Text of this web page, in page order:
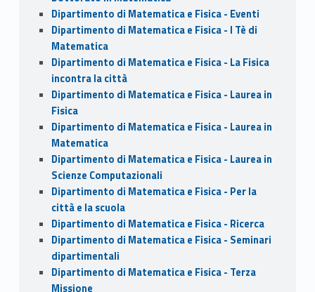
Dipartimento di Matematica e Fisica - Eventi
Dipartimento di Matematica e Fisica - I Tè di
Matematica
Dipartimento di Matematica e Fisica - La Fisica
incontra la città
Dipartimento di Matematica e Fisica - Laurea in
Fisica
Dipartimento di Matematica e Fisica - Laurea in
Matematica
Dipartimento di Matematica e Fisica - Laurea in
Scienze Computazionali
Dipartimento di Matematica e Fisica - Per la
città e la scuola
Dipartimento di Matematica e Fisica - Ricerca
Dipartimento di Matematica e Fisica - Seminari
dipartimentali
Dipartimento di Matematica e Fisica - Terza
Missione